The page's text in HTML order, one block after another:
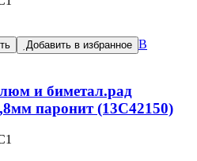
Добавить в избранное В
и биметал.рад
паронит (13C42150)